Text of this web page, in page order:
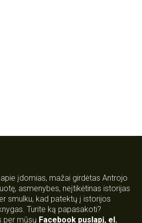
įdomias, mažai girdėtas Antrojo
asmenybes, neįtikėtinas istorijas
smulku, kad patektų į istorijos
Turite ką papasakoti?
per mūsų Facebook puslapį, el.